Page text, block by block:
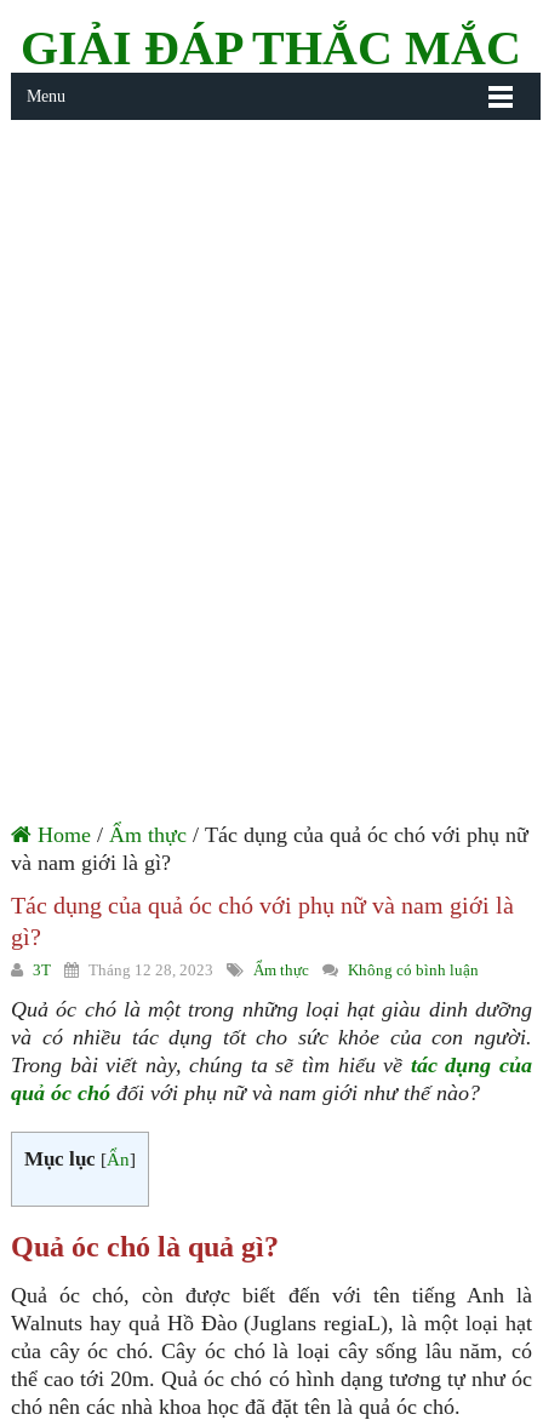
GIẢI ĐÁP THẮC MẮC
Menu
Home/ Ẩm thực/ Tác dụng của quả óc chó với phụ nữ
và nam giới là gì?
Tác dụng của quả óc chó với phụ nữ và nam giới là
gì?
3T Tháng 12 28, 2023 Ẩm thực Không có bình luận
Quả óc chó là một trong những loại hạt giàu dinh dưỡng
và có nhiều tác dụng tốt cho sức khỏe của con người.
Trong bài viết này, chúng ta sẽ tìm hiểu về tác dụng của
quả óc chóđối với phụ nữ và nam giới như thế nào?
Mục lục [Ẩn]
Quả óc chó là quả gì?
Quả óc chó, còn được biết đến với tên tiếng Anh là
Walnuts hay quả Hồ Đào (Juglans regiaL), là một loại hạt
của cây óc chó. Cây óc chó là loại cây sống lâu năm, có
thể cao tới 20m. Quả óc chó có hình dạng tương tự như óc
chó nên các nhà khoa học đã đặt tên là quả óc chó.